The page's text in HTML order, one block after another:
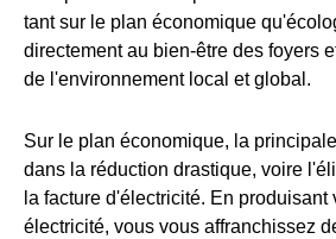
tant sur le plan économique
directement au bien-être des foyers
de l'environnement local et global.
Sur le plan économique, la
dans la réduction drastique, voire
la facture d'électricité. En produisant
électricité, vous vous affranchissez